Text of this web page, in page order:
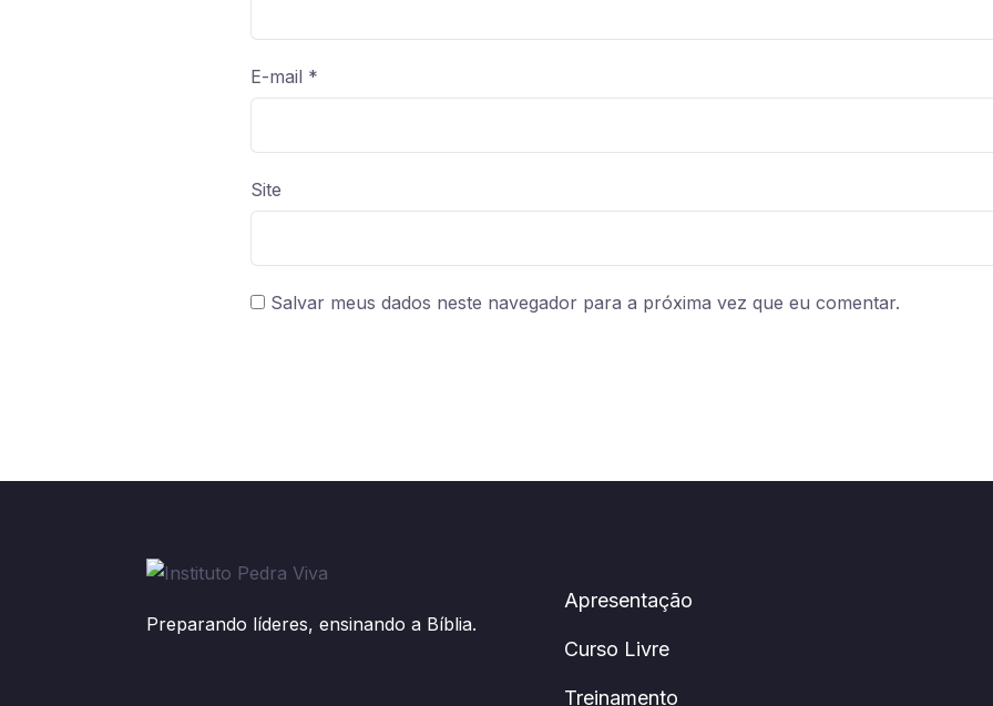
E-mail *
Site
Salvar meus dados neste navegador para a próxima vez que eu comentar.
Preparando líderes, ensinando a Bíblia.
Apresentação
Curso Livre
Treinamento